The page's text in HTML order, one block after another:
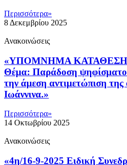
Περισσότερα»
8 Δεκεμβρίου 2025
Ανακοινώσεις
«ΥΠΟΜΝΗΜΑ
Θέμα: Παράδοση
την άμεση αντιμετώπιση της
Ιωάννινα.»
Περισσότερα»
14 Οκτωβρίου 2025
Ανακοινώσεις
«4η/16-9-2025 Ειδική